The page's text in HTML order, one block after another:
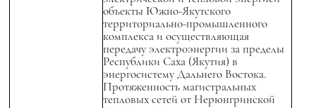
объекты Южно-Якутского
территориально-промышленного
комплекса и осуществляющая
передачу электроэнергии за пределы
Республики Саха (Якутия) в
энергосистему Дальнего Востока.
Протяженность магистральных
тепловых сетей от Нерюнгринской